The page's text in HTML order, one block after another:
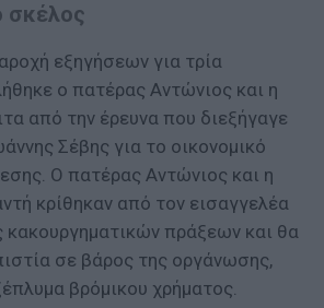
σκέλος
εξηγήσεων για τρία
ο πατέρας Αντώνιος και η
από την έρευνα που διεξήγαγε
Σέβης για το οικονομικό
Ο πατέρας Αντώνιος και η
κρίθηκαν από τον εισαγγελέα
κακουργηματικών πράξεων και θα
σε βάρος της οργάνωσης,
βρόμικου χρήματος.